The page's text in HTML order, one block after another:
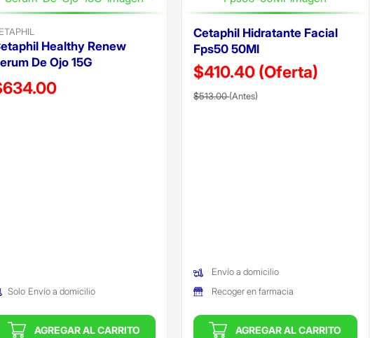
Healthy Renew
De Ojo 15G
reducido de
Solo Envío a domicilio
AGREGAR AL CARRITO
Cetaphil Hidratante Facial
Fps50 50Ml
$410.40 (Oferta)
Precio reducido de
$513.00(Antes)
Envío a domicilio
Recoger en farmacia
AGREGAR AL CARRITO